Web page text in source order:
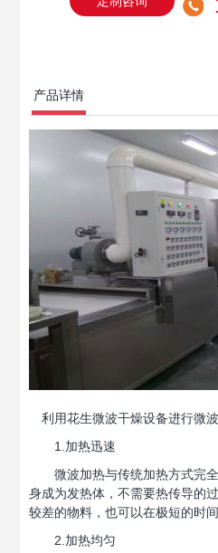
产品详情
利用花生微波干燥设备进行微
1.加热迅速
微波加热与传统加热方式完全
身成为发热体，不需要热传导的
较差的物料，也可以在极短的时
2.加热均匀